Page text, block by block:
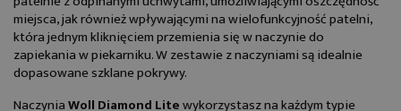
miejsca, jak również wpływającymi na wielofunkcyjność patelni,
która jednym kliknięciem przemienia się w naczynie do
zapiekania w piekarniku. W zestawie z naczyniami są idealnie
dopasowane szklane pokrywy.
NaczyniaWoll Diamond Litewykorzystasz na każdym typie